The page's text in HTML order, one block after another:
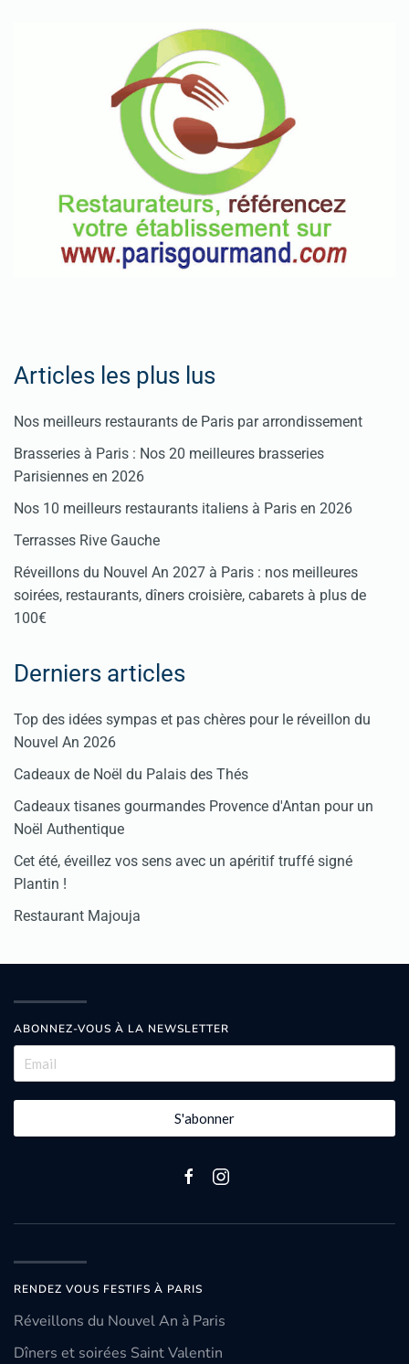
Articles les plus lus
Nos meilleurs restaurants de Paris par arrondissement
Brasseries à Paris : Nos 20 meilleures brasseries
Parisiennes en 2026
Nos 10 meilleurs restaurants italiens à Paris en 2026
Terrasses Rive Gauche
Réveillons du Nouvel An 2027 à Paris : nos meilleures
soirées, restaurants, dîners croisière, cabarets à plus de
100€
Derniers articles
Top des idées sympas et pas chères pour le réveillon du
Nouvel An 2026
Cadeaux de Noël du Palais des Thés
Cadeaux tisanes gourmandes Provence d'Antan pour un
Noël Authentique
Cet été, éveillez vos sens avec un apéritif truffé signé
Plantin !
Restaurant Majouja
ABONNEZ-VOUS À LA NEWSLETTER
S'abonner
RENDEZ VOUS FESTIFS À PARIS
Réveillons du Nouvel An à Paris
Dîners et soirées Saint Valentin